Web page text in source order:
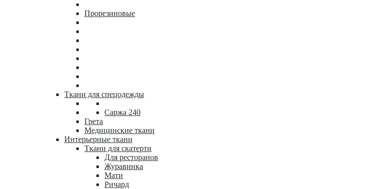
Прорезиновые
Ткани для спецодежды
Саржа 240
Грета
Медицинские ткани
Интерьерные ткани
Ткани для скатерти
Для ресторанов
Журавинка
Мати
Ричард